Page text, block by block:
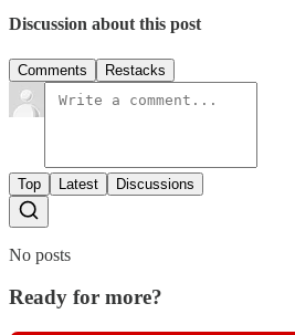
Discussion about this post
Comments Restacks
Top Latest Discussions
No posts
Ready for more?